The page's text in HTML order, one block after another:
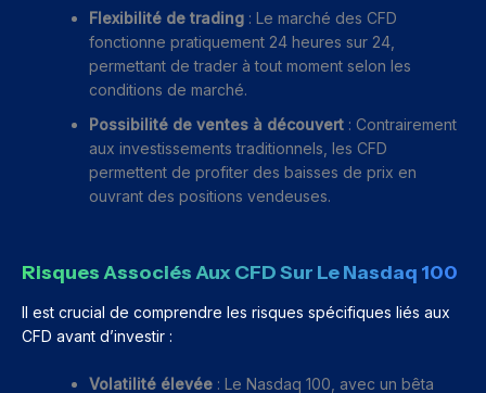
Flexibilité de trading : Le marché des CFD
fonctionne pratiquement 24 heures sur 24,
permettant de trader à tout moment selon les
conditions de marché.
Possibilité de ventes à découvert : Contrairement
aux investissements traditionnels, les CFD
permettent de profiter des baisses de prix en
ouvrant des positions vendeuses.
Risques Associés Aux CFD Sur Le Nasdaq 100
Il est crucial de comprendre les risques spécifiques liés aux
CFD avant d’investir :
Volatilité élevée : Le Nasdaq 100, avec un bêta